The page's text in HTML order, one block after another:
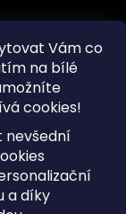
Vám co
na bílé
cookies!
nevšední
a díky